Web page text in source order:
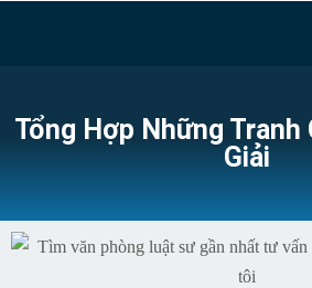
Tổng Hợp Những Tranh
Giải